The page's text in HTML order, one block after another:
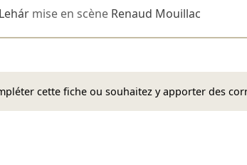
mise en scène Renaud Mouillac
cette fiche ou souhaitez y apporter des